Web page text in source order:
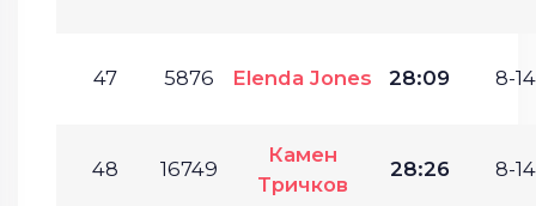
47 5876 Elenda Jones 28:09 8-
48 16749
Камен
Тричков
28:26 8-